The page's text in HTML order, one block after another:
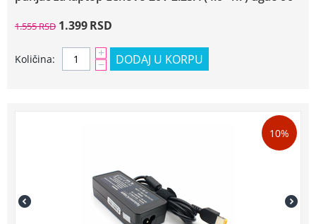
1.555RSD 1.399RSD
Količina: +
− DODAJ U KORPU
10%